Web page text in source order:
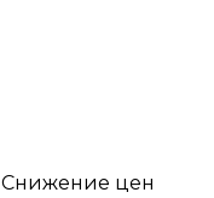
Снижение цен